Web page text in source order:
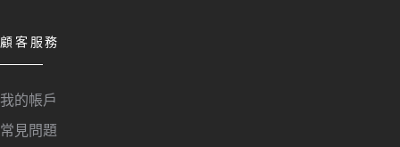
顧客服務
我的帳戶
常見問題